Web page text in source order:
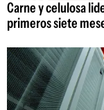
Carne y celulosa
primeros siete